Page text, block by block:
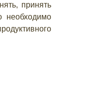
принять
необходимо